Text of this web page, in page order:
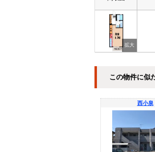
この物件に似
西小泉